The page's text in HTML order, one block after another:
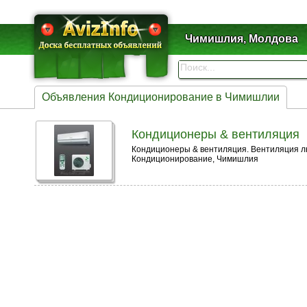
Чимишлия, Молдова
Объявления Кондиционирование в Чимишлии
Кондиционеры & вентиляция
Кондиционеры & вентиляция. Вентиляция
Кондиционирование, Чимишлия